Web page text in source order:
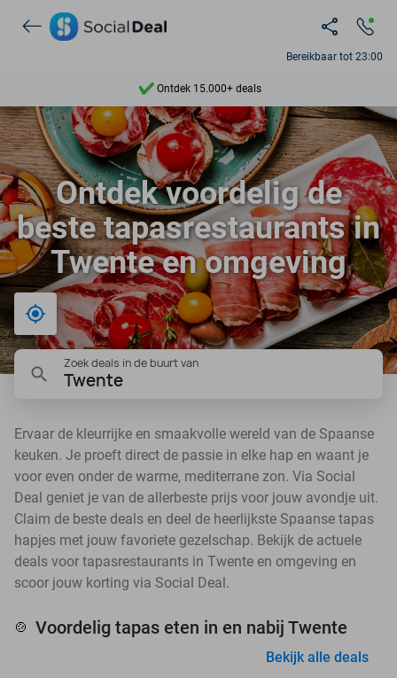
Bereikbaar tot 23:00
Ontdek 15.000+ deals
7 dagen per week beschikbaar
10+ miljoen leden
9,4
Ontdek 15.000+ deals
Ontdek voordelig de
beste tapasrestaurants in
Twente en omgeving
Bij mij in de buurt
Zoek deals in de buurt van
Twente
Ervaar de kleurrijke en smaakvolle wereld van de Spaanse
keuken. Je proeft direct de passie in elke hap en waant je
voor even onder de warme, mediterrane zon. Via Social
Deal geniet je van de allerbeste prijs voor jouw avondje uit.
Claim de beste deals en deel de heerlijkste Spaanse tapas
hapjes met jouw favoriete gezelschap. Bekijk de actuele
deals voor tapasrestaurants in Twente en omgeving en
scoor jouw korting via Social Deal.
🍲 Voordelig tapas eten in en nabij Twente
Bekijk alle deals